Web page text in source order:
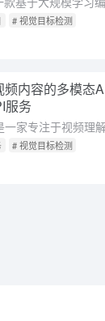
# 视觉目标检测
内容的多模态
服务
# 视觉目标检测